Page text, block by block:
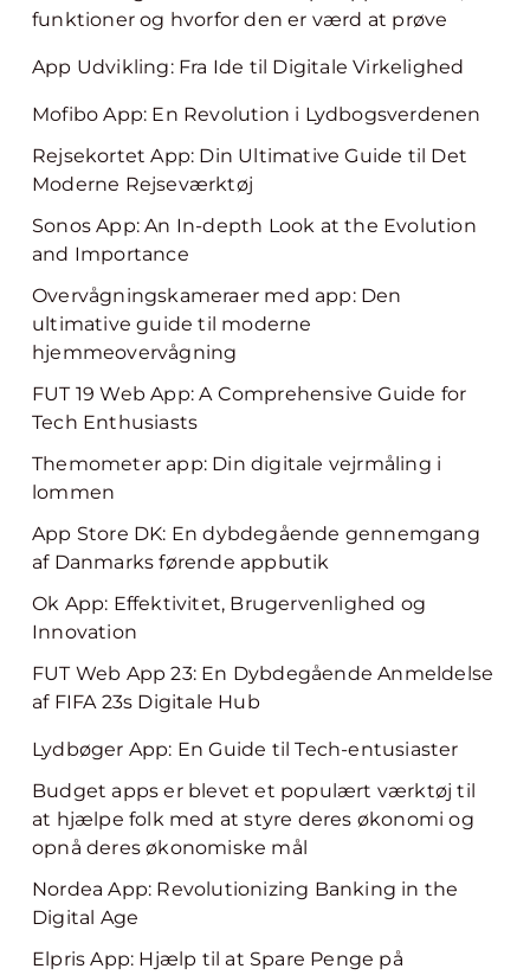
funktioner og hvorfor den er værd at prøve
App Udvikling: Fra Ide til Digitale Virkelighed
Mofibo App: En Revolution i Lydbogsverdenen
Rejsekortet App: Din Ultimative Guide til Det
Moderne Rejseværktøj
Sonos App: An In-depth Look at the Evolution
and Importance
Overvågningskameraer med app: Den
ultimative guide til moderne
hjemmeovervågning
FUT 19 Web App: A Comprehensive Guide for
Tech Enthusiasts
Themometer app: Din digitale vejrmåling i
lommen
App Store DK: En dybdegående gennemgang
af Danmarks førende appbutik
Ok App: Effektivitet, Brugervenlighed og
Innovation
FUT Web App 23: En Dybdegående Anmeldelse
af FIFA 23s Digitale Hub
Lydbøger App: En Guide til Tech-entusiaster
Budget apps er blevet et populært værktøj til
at hjælpe folk med at styre deres økonomi og
opnå deres økonomiske mål
Nordea App: Revolutionizing Banking in the
Digital Age
Elpris App: Hjælp til at Spare Penge på